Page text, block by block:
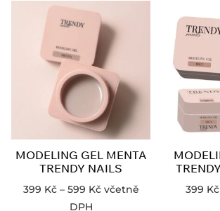
MODELING GEL MENTA
TRENDY NAILS
399 Kč – 599 Kč včetně
DPH
399 Kč